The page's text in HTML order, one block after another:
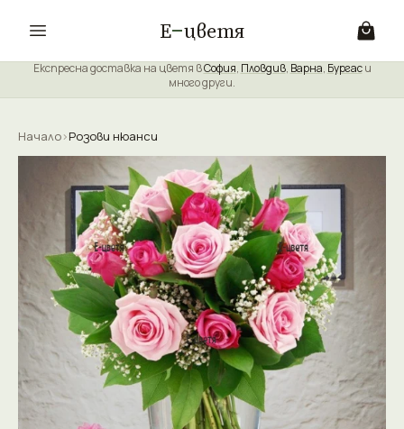
Е цветя
Експресна доставка на цветя вСофия, Пловдив, Варна, Бургаси
много други.
Начало›Розови нюанси